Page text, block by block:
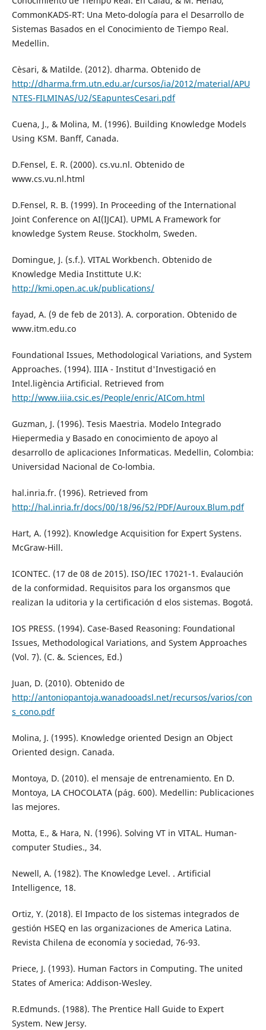
CommonKADS-RT: Una Meto-dología para el Desarrollo de
Sistemas Basados en el Conocimiento de Tiempo Real.
Medellin.
Cèsari, & Matilde. (2012). dharma. Obtenido de
http://dharma.frm.utn.edu.ar/cursos/ia/2012/material/APU
NTES-FILMINAS/U2/SEapuntesCesari.pdf
Cuena, J., & Molina, M. (1996). Building Knowledge Models
Using KSM. Banff, Canada.
D.Fensel, E. R. (2000). cs.vu.nl. Obtenido de
www.cs.vu.nl.html
D.Fensel, R. B. (1999). In Proceeding of the International
Joint Conference on AI(IJCAI). UPML A Framework for
knowledge System Reuse. Stockholm, Sweden.
Domingue, J. (s.f.). VITAL Workbench. Obtenido de
Knowledge Media Instittute U.K:
http://kmi.open.ac.uk/publications/
fayad, A. (9 de feb de 2013). A. corporation. Obtenido de
www.itm.edu.co
Foundational Issues, Methodological Variations, and System
Approaches. (1994). IIIA - Institut d'Investigació en
Intel.ligència Artificial. Retrieved from
http://www.iiia.csic.es/People/enric/AICom.html
Guzman, J. (1996). Tesis Maestria. Modelo Integrado
Hiepermedia y Basado en conocimiento de apoyo al
desarrollo de aplicaciones Informaticas. Medellin, Colombia:
Universidad Nacional de Co-lombia.
hal.inria.fr. (1996). Retrieved from
http://hal.inria.fr/docs/00/18/96/52/PDF/Auroux.Blum.pdf
Hart, A. (1992). Knowledge Acquisition for Expert Systens.
McGraw-Hill.
ICONTEC. (17 de 08 de 2015). ISO/IEC 17021-1. Evalaución
de la conformidad. Requisitos para los organsmos que
realizan la uditoria y la certificación d elos sistemas. Bogotá.
IOS PRESS. (1994). Case-Based Reasoning: Foundational
Issues, Methodological Variations, and System Approaches
(Vol. 7). (C. &. Sciences, Ed.)
Juan, D. (2010). Obtenido de
http://antoniopantoja.wanadooadsl.net/recursos/varios/con
s_cono.pdf
Molina, J. (1995). Knowledge oriented Design an Object
Oriented design. Canada.
Montoya, D. (2010). el mensaje de entrenamiento. En D.
Montoya, LA CHOCOLATA (pág. 600). Medellin: Publicaciones
las mejores.
Motta, E., & Hara, N. (1996). Solving VT in VITAL. Human-
computer Studies., 34.
Newell, A. (1982). The Knowledge Level. . Artificial
Intelligence, 18.
Ortiz, Y. (2018). El Impacto de los sistemas integrados de
gestión HSEQ en las organizaciones de America Latina.
Revista Chilena de economía y sociedad, 76-93.
Priece, J. (1993). Human Factors in Computing. The united
States of America: Addison-Wesley.
R.Edmunds. (1988). The Prentice Hall Guide to Expert
System. New Jersy.